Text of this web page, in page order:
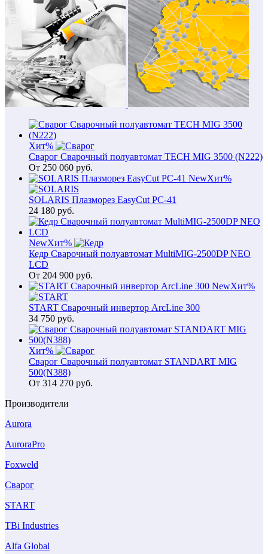
Хит%
Сварог Сварочный полуавтомат TECH MIG 3500 (N222)
От 250 060 руб.
NewХит%
SOLARIS Плазморез EasyCut PC-41
24 180 руб.
NewХит%
Кедр Сварочный полуавтомат MultiMIG-2500DP NEO
LCD
От 204 900 руб.
NewХит%
START Сварочный инвертор ArcLine 300
34 750 руб.
Хит%
Сварог Сварочный полуавтомат STANDART MIG
500(N388)
От 314 270 руб.
Производители
Aurora
AuroraPro
Foxweld
Сварог
START
TBi Industries
Alfa Global